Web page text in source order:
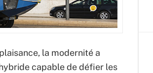
la modernité a
capable de défier les